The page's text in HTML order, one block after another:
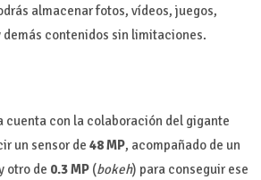
almacenar fotos, vídeos, juegos,
contenidos sin limitaciones.
cuenta con la colaboración del gigante
un sensor de 48 MP, acompañado de un
otro de 0.3 MP (bokeh) para conseguir ese